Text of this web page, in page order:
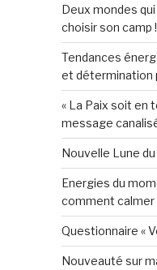
Deux mondes
choisir son camp !
Tendances
et détermination
« La Paix soit en
message
Nouvelle Lune du
Energies du
comment calmer
Questionnaire «
Nouveauté sur